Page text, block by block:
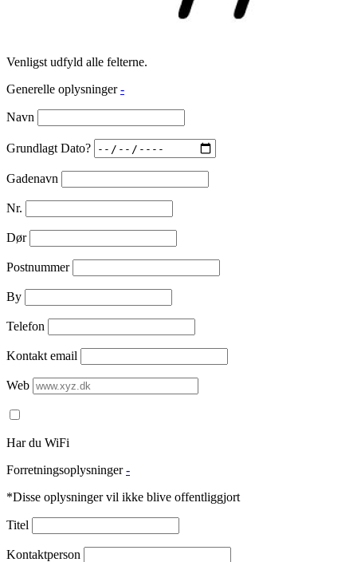
Venligst udfyld alle felterne.
Generelle oplysninger -
Navn
Grundlagt Dato?
Gadenavn
Nr.
Dør
Postnummer
By
Telefon
Kontakt email
Web
Har du WiFi
Forretningsoplysninger -
*Disse oplysninger vil ikke blive offentliggjort
Titel
Kontaktperson